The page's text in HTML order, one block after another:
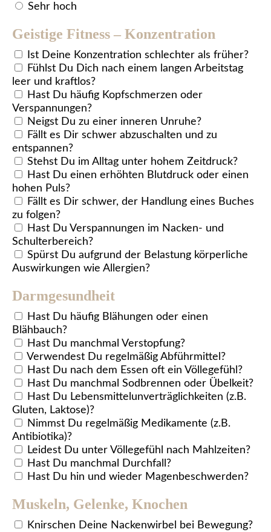
Sehr hoch
Geistige Fitness – Konzentration
Ist Deine Konzentration schlechter als früher?
Fühlst Du Dich nach einem langen Arbeitstag
leer und kraftlos?
Hast Du häufig Kopfschmerzen oder
Verspannungen?
Neigst Du zu einer inneren Unruhe?
Fällt es Dir schwer abzuschalten und zu
entspannen?
Stehst Du im Alltag unter hohem Zeitdruck?
Hast Du einen erhöhten Blutdruck oder einen
hohen Puls?
Fällt es Dir schwer, der Handlung eines Buches
zu folgen?
Hast Du Verspannungen im Nacken- und
Schulterbereich?
Spürst Du aufgrund der Belastung körperliche
Auswirkungen wie Allergien?
Darmgesundheit
Hast Du häufig Blähungen oder einen
Blähbauch?
Hast Du manchmal Verstopfung?
Verwendest Du regelmäßig Abführmittel?
Hast Du nach dem Essen oft ein Völlegefühl?
Hast Du manchmal Sodbrennen oder Übelkeit?
Hast Du Lebensmittelunverträglichkeiten (z.B.
Gluten, Laktose)?
Nimmst Du regelmäßig Medikamente (z.B.
Antibiotika)?
Leidest Du unter Völlegefühl nach Mahlzeiten?
Hast Du manchmal Durchfall?
Hast Du hin und wieder Magenbeschwerden?
Muskeln, Gelenke, Knochen
Knirschen Deine Nackenwirbel bei Bewegung?